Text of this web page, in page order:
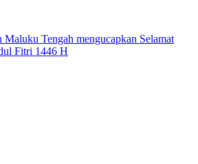
Maluku Tengah mengucapkan Selamat
Fitri 1446 H